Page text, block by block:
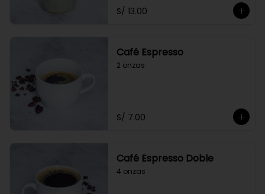
S/ 13.00
Café Espresso
2 onzas
S/ 7.00
Café Espresso Doble
4 onzas